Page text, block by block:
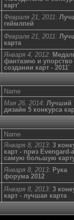
карт'
Февраля 21, 2011:
геймлпей
Февраля 21, 2011:
карта
Января 4, 2012:
фантазию и упорство
создании карт - 2011'
Name
Мая 26, 2014: Лучший
дизайн 5 конкурса
Name
Января 8, 2013: 3
карт - приз Evengard-
самую большую
Января 8, 2013: Рука
форума 2012
Января 8, 2013: 3
карт - лучшая карта